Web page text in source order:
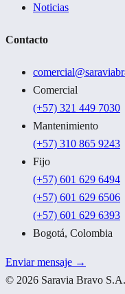
Noticias
Contacto
Comercial
(+57) 321 449 7030
Mantenimiento
(+57) 310 865 9243
Fijo
(+57) 601 629 6494
(+57) 601 629 6506
(+57) 601 629 6393
Bogotá, Colombia
Enviar mensaje →
© 2026 Saravia Bravo